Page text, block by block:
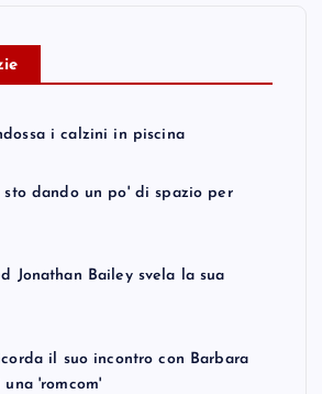
i calzini in piscina
sto dando un po' di spazio per
Jonathan Bailey svela la sua
il suo incontro con Barbara
'romcom'